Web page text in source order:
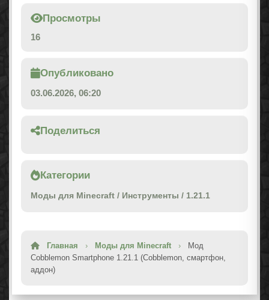
Просмотры
16
Опубликовано
03.06.2026, 06:20
Поделиться
Категории
Моды для Minecraft / Инструменты / 1.21.1
Главная › Моды для Minecraft ›
Мод
Cobblemon Smartphone 1.21.1 (Cobblemon, смартфон,
аддон)